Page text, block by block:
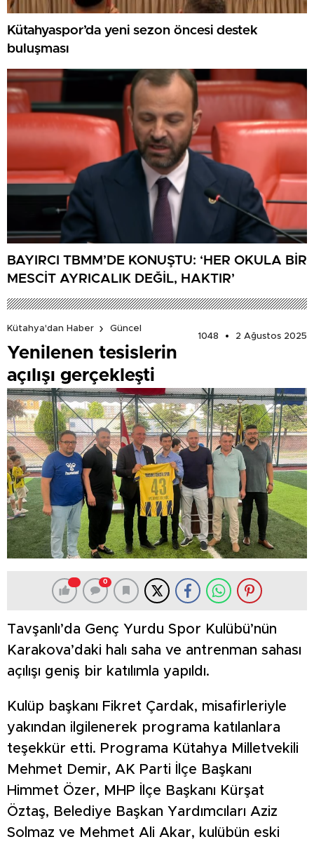
Kütahyaspor’da yeni sezon öncesi destek
buluşması
BAYIRCI TBMM’DE KONUŞTU: ‘HER OKULA BİR
MESCİT AYRICALIK DEĞİL, HAKTIR’
Kütahya'dan Haber
Güncel
1048
2 Ağustos 2025
Yenilenen tesislerin
açılışı gerçekleşti
0
Tavşanlı’da Genç Yurdu Spor Kulübü’nün
Karakova’daki halı saha ve antrenman sahası
açılışı geniş bir katılımla yapıldı.
Kulüp başkanı Fikret Çardak, misafirleriyle
yakından ilgilenerek programa katılanlara
teşekkür etti. Programa Kütahya Milletvekili
Mehmet Demir, AK Parti İlçe Başkanı
Himmet Özer, MHP İlçe Başkanı Kürşat
Öztaş, Belediye Başkan Yardımcıları Aziz
Solmaz ve Mehmet Ali Akar, kulübün eski